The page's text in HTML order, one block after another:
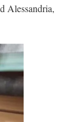
Alessandria,